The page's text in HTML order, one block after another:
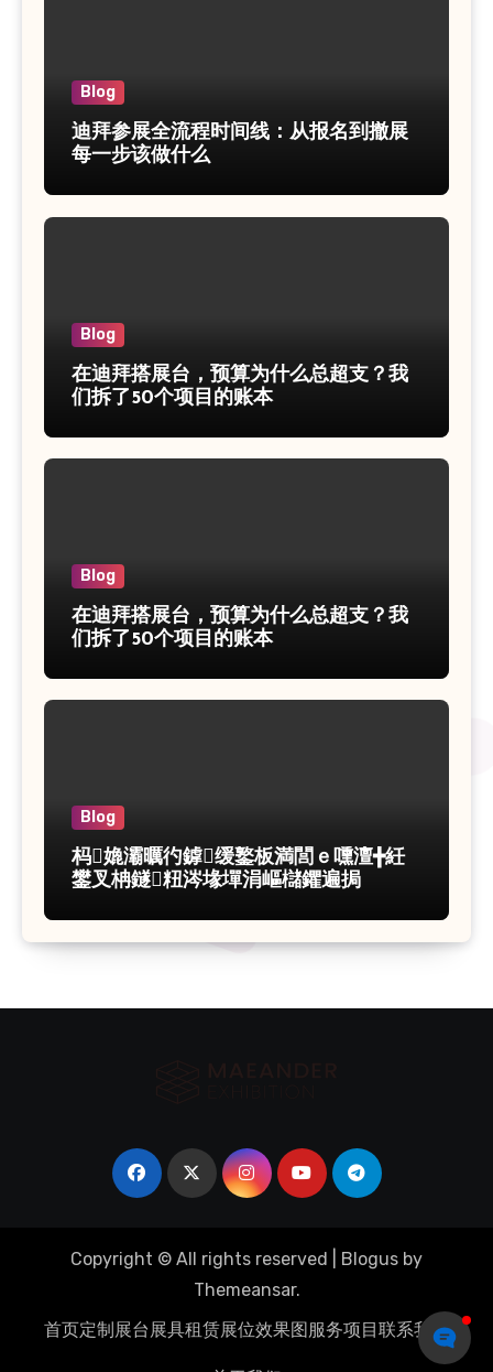
Blog
迪拜参展全流程时间线：从报名到撤展
每一步该做什么
Blog
在迪拜搭展台，预算为什么总超支？我
们拆了50个项目的账本
Blog
在迪拜搭展台，预算为什么总超支？我
们拆了50个项目的账本
Blog
杩嫓灞曞彴鎼缓鐜板満閭ｅ嚑澶╋紝
鐢叉柟鐩粈涔堟墠涓嶇櫧鑺遍挶
Copyright © All rights reserved Blogus by
Themeansar.
首页定制展台 展具租赁展位效果图服务项目联系我们